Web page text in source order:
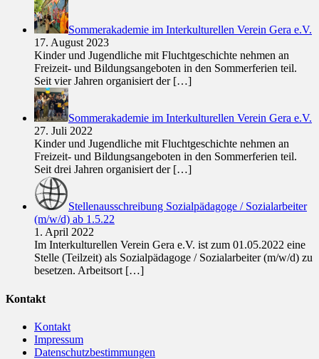
Sommerakademie im Interkulturellen Verein Gera e.V.
17. August 2023
Kinder und Jugendliche mit Fluchtgeschichte nehmen an
Freizeit- und Bildungsangeboten in den Sommerferien teil.
Seit vier Jahren organisiert der […]
Sommerakademie im Interkulturellen Verein Gera e.V.
27. Juli 2022
Kinder und Jugendliche mit Fluchtgeschichte nehmen an
Freizeit- und Bildungsangeboten in den Sommerferien teil.
Seit drei Jahren organisiert der […]
Stellenausschreibung Sozialpädagoge / Sozialarbeiter
(m/w/d) ab 1.5.22
1. April 2022
Im Interkulturellen Verein Gera e.V. ist zum 01.05.2022 eine
Stelle (Teilzeit) als Sozialpädagoge / Sozialarbeiter (m/w/d) zu
besetzen. Arbeitsort […]
Kontakt
Kontakt
Impressum
Datenschutzbestimmungen